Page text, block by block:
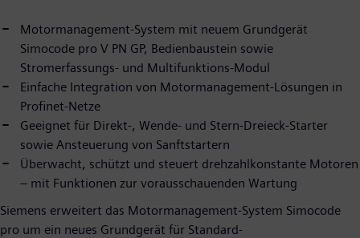
Motormanagement-System mit neuem Grundgerät
Simocode pro V PN GP, Bedienbaustein sowie
Stromerfassungs- und Multifunktions-Modul
Einfache Integration von Motormanagement-Lösungen in
Profinet-Netze
Geeignet für Direkt-, Wende- und Stern-Dreieck-Starter
sowie Ansteuerung von Sanftstartern
Überwacht, schützt und steuert drehzahlkonstante Motoren
– mit Funktionen zur vorausschauenden Wartung
Siemens erweitert das Motormanagement-System Simocode
pro um ein neues Grundgerät für Standard-